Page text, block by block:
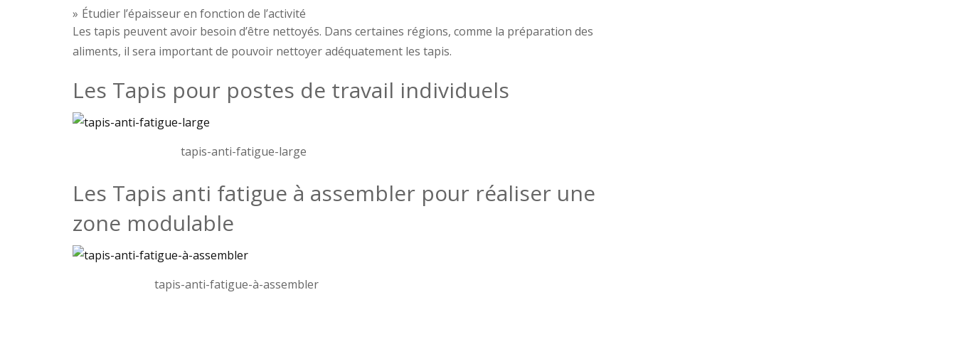
Étudier l’épaisseur en fonction de l’activité
Les tapis peuvent avoir besoin d’être nettoyés. Dans certaines régions, comme la préparation des
aliments, il sera important de pouvoir nettoyer adéquatement les tapis.
Les Tapis pour postes de travail individuels
tapis-anti-fatigue-large
Les Tapis anti fatigue à assembler pour réaliser une
zone modulable
tapis-anti-fatigue-à-assembler